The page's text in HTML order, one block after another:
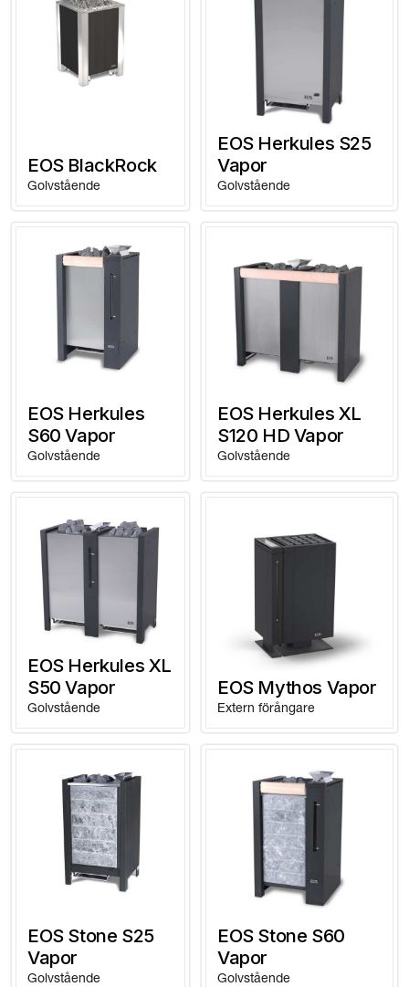
EOS BlackRock
Golvstående
EOS Herkules S25
Vapor
Golvstående
EOS Herkules
S60 Vapor
Golvstående
EOS Herkules XL
S120 HD Vapor
Golvstående
EOS Herkules XL
S50 Vapor
Golvstående
EOS Mythos Vapor
Extern förångare
EOS Stone S25
Vapor
Golvstående
EOS Stone S60
Vapor
Golvstående